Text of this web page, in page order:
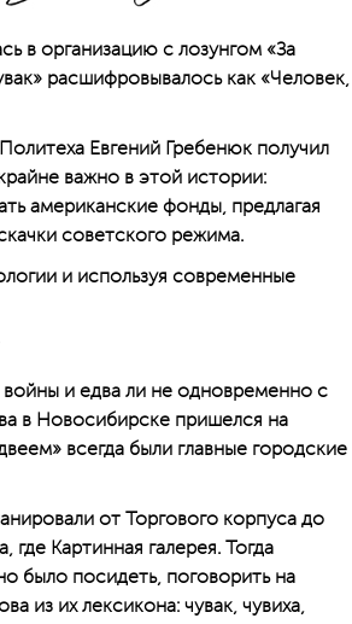
в организацию с лозунгом «За
расшифровывалось как «Человек,
Евгений Гребенюк получил
важно в этой истории:
американские фонды, предлагая
советского режима.
и используя современные
войны и едва ли не одновременно с
в Новосибирске пришелся на
всегда были главные городские
от Торгового корпуса до
Картинная галерея. Тогда
было посидеть, поговорить на
из их лексикона: чувак, чувиха,